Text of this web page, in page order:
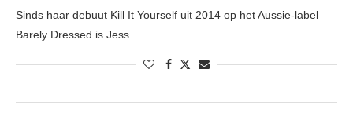
Sinds haar debuut Kill It Yourself uit 2014 op het Aussie-label
Barely Dressed is Jess …